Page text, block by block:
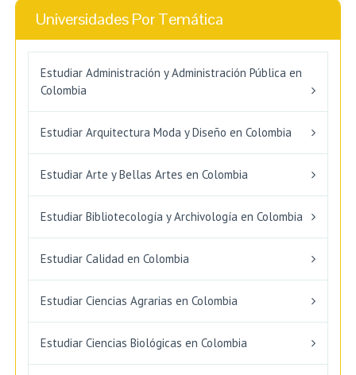
Universidades Por Temática
Estudiar Administración y Administración Pública en
Colombia
Estudiar Arquitectura Moda y Diseño en Colombia
Estudiar Arte y Bellas Artes en Colombia
Estudiar Bibliotecología y Archivología en Colombia
Estudiar Calidad en Colombia
Estudiar Ciencias Agrarias en Colombia
Estudiar Ciencias Biológicas en Colombia